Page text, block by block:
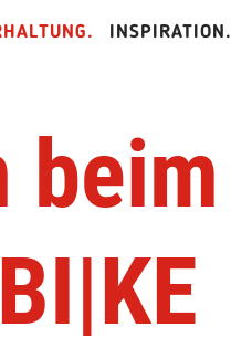
INSPIRATION.
beim